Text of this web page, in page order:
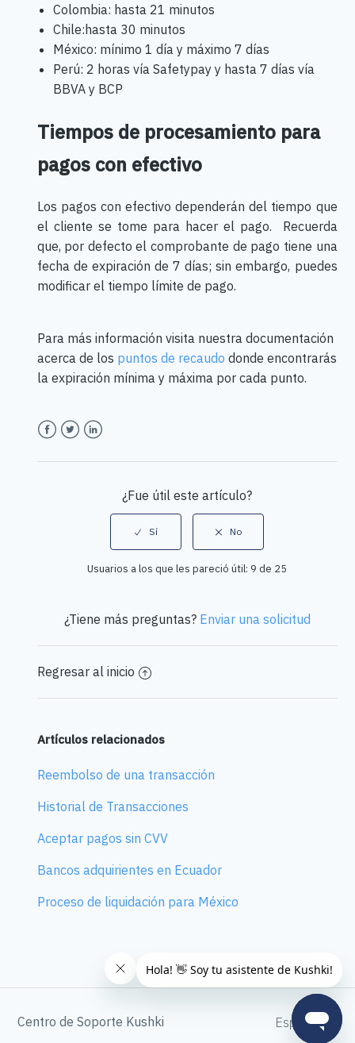
Colombia: hasta 21 minutos
Chile:hasta 30 minutos
México: mínimo 1 día y máximo 7 días
Perú: 2 horas vía Safetypay y hasta 7 días vía
BBVA y BCP
Tiempos de procesamiento para
pagos con efectivo
Los pagos con efectivo dependerán del tiempo que
el cliente se tome para hacer el pago. Recuerda
que, por defecto el comprobante de pago tiene una
fecha de expiración de 7 días; sin embargo, puedes
modificar el tiempo límite de pago.
Para más información visita nuestra documentación
acerca de los puntos de recaudo donde encontrarás
la expiración mínima y máxima por cada punto.
¿Fue útil este artículo?
Usuarios a los que les pareció útil: 9 de 25
¿Tiene más preguntas? Enviar una solicitud
Regresar al inicio
Artículos relacionados
Reembolso de una transacción
Historial de Transacciones
Aceptar pagos sin CVV
Bancos adquirientes en Ecuador
Proceso de liquidación para México
Centro de Soporte Kushki Español